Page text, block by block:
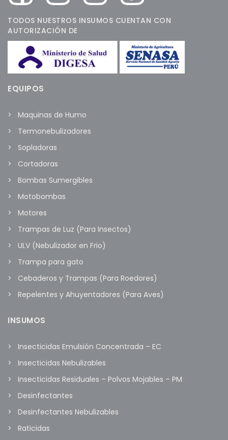
TODOS NUESTROS INSUMOS CUENTAN CON
AUTORIZACIÓN DE
EQUIPOS
Maquinas de Humo
Termonebulizadores
Sopladoras
Cortadoras
Bombas Sumergibles
Motobombas
Motores
Trampas de Luz (Para Insectos)
ULV (Nebulizador en Frio)
Trampa para gato
Cebaderos y Trampas (Para Roedores)
Repelentes y Ahuyentadores (Para Aves)
INSUMOS
Insecticidas Emulsión Concentrada – EC
Insecticidas Nebulizables
Insecticidas Residuales – Polvos Mojables – PM
Desinfectantes
Desinfectantes Nebulizables
Raticidas